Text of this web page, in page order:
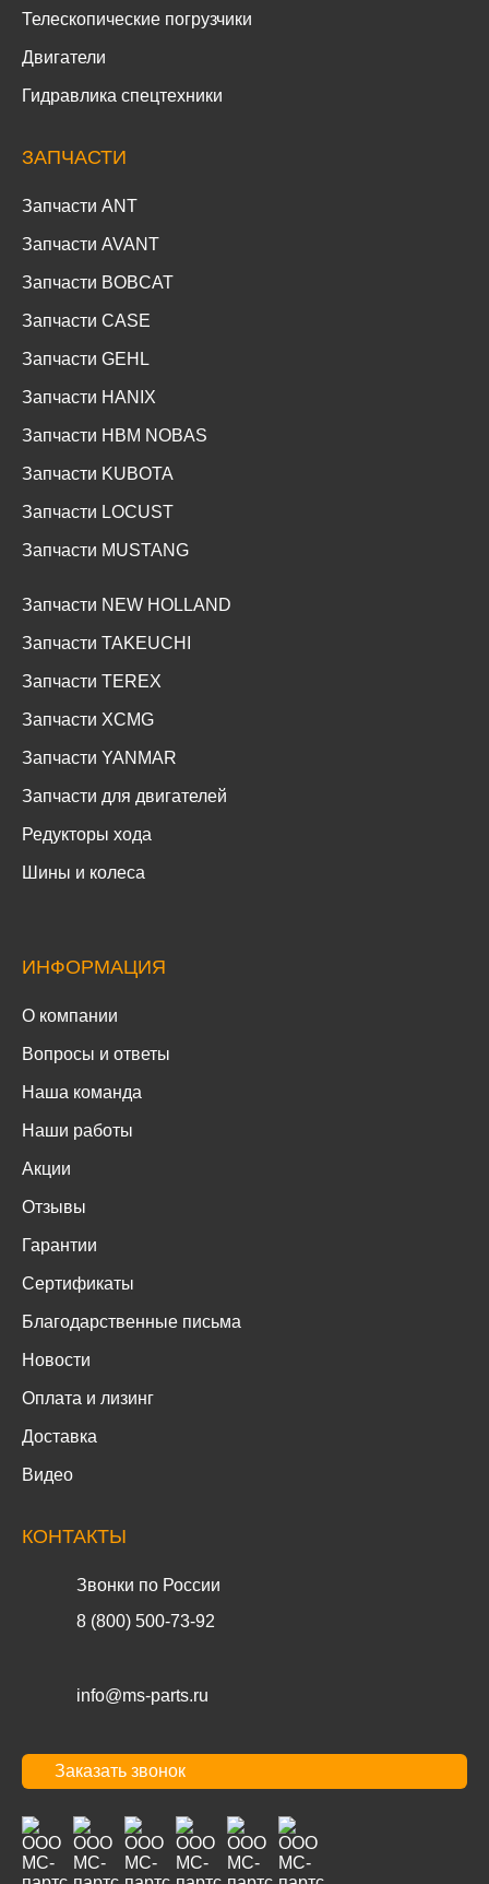
Телескопические погрузчики
Двигатели
Гидравлика спецтехники
ЗАПЧАСТИ
Запчасти ANT
Запчасти AVANT
Запчасти BOBCAT
Запчасти CASE
Запчасти GEHL
Запчасти HANIX
Запчасти HBM NOBAS
Запчасти KUBOTA
Запчасти LOCUST
Запчасти MUSTANG
Запчасти NEW HOLLAND
Запчасти TAKEUCHI
Запчасти TEREX
Запчасти XCMG
Запчасти YANMAR
Запчасти для двигателей
Редукторы хода
Шины и колеса
ИНФОРМАЦИЯ
О компании
Вопросы и ответы
Наша команда
Наши работы
Акции
Отзывы
Гарантии
Сертификаты
Благодарственные письма
Новости
Оплата и лизинг
Доставка
Видео
КОНТАКТЫ
Звонки по России
8 (800) 500-73-92
info@ms-parts.ru
Заказать звонок